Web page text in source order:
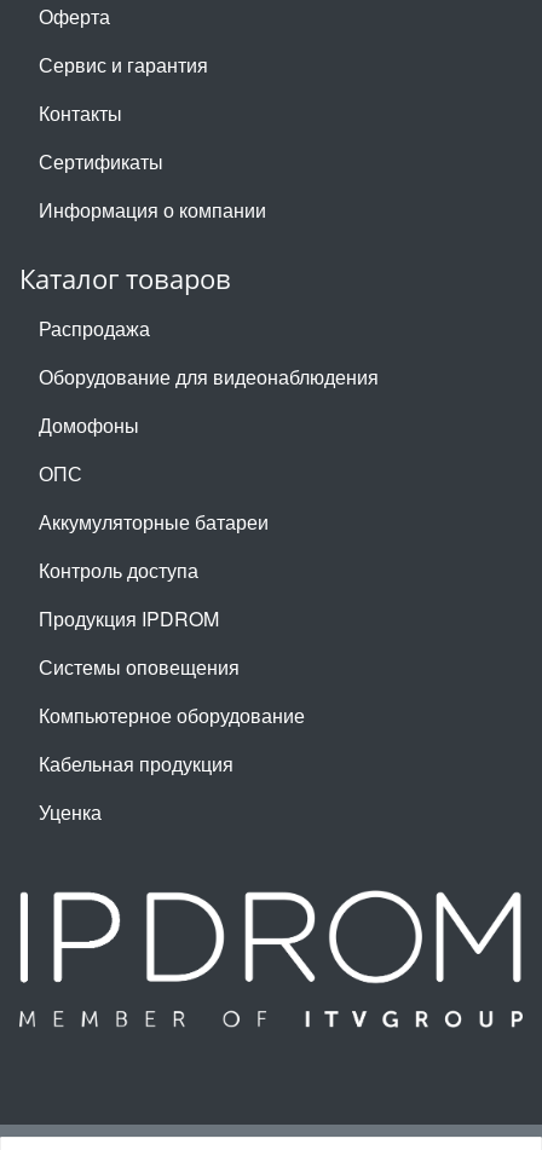
Оферта
Сервис и гарантия
Контакты
Сертификаты
Информация о компании
Каталог товаров
Распродажа
Оборудование для видеонаблюдения
Домофоны
ОПС
Аккумуляторные батареи
Контроль доступа
Продукция IPDROM
Системы оповещения
Компьютерное оборудование
Кабельная продукция
Уценка